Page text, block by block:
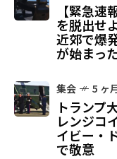
【緊急
を脱出せ
近郊で爆
が始まっ
集会 5 ヶ
トランプ
レンジコ
イビー・
で敬意